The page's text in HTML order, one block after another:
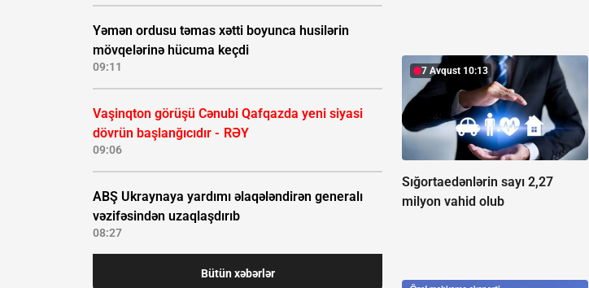
Yəmən ordusu təmas xətti boyunca husilərin
mövqelərinə hücuma keçdi
09:11
Vaşinqton görüşü Cənubi Qafqazda yeni siyasi
dövrün başlanğıcıdır - RƏY
09:06
ABŞ Ukraynaya yardımı əlaqələndirən generalı
vəzifəsindən uzaqlaşdırıb
08:27
Bütün xəbərlər
7 Avqust 10:13
Sığortaedənlərin sayı 2,27
milyon vahid olub